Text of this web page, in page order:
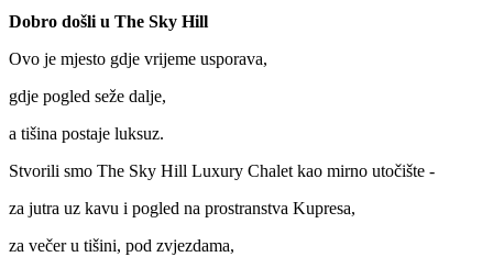
Dobro došli u The Sky Hill
Ovo je mjesto gdje vrijeme usporava,
gdje pogled seže dalje,
a tišina postaje luksuz.
Stvorili smo The Sky Hill Luxury Chalet kao mirno utočište -
za jutra uz kavu i pogled na prostranstva Kupresa,
za večer u tišini, pod zvjezdama,